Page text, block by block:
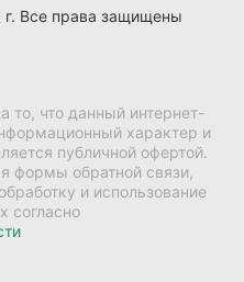
Все права защищены
что данный интернет-
характер и
публичной офертой.
формы обратной связи,
и использование
согласно